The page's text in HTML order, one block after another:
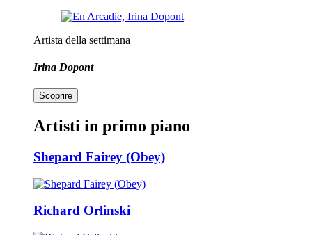
Artista della settimana
Irina Dopont
Scoprire
Artisti in primo piano
Shepard Fairey (Obey)
Richard Orlinski